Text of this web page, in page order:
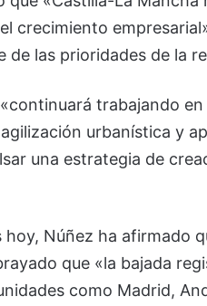
crecimiento
de las prioridades de la
trabajando
urbanística y
una estrategia de
Núñez ha afirmado
que «la bajada
como Madrid,